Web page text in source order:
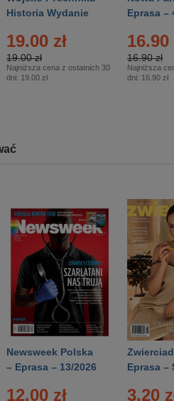
Historia Wydanie
– 2/2026
19.00 zł
19.00 zł
Najniższa cena z ostatnich 30
dni: 19.00 zł
Eprasa –
16.90
16.90 zł
Najniższa
dni: 16.90 zł
Newsweek Polska
– Eprasa – 13/2026
12.00 zł
Eprasa –
3.20